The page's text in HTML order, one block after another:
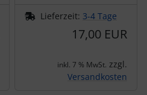
Lieferzeit: 3-4 Tage
17,00 EUR
inkl. 7 % MwSt. zzgl.
Versandkosten